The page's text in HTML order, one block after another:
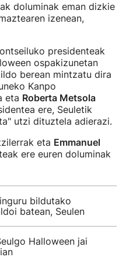
doluminak eman dizkie
izenean,
presidenteak
ospakizunetan
berean mintzatu dira
Kanpo
eta Roberta Metsola
ere, Seuletik
utzi dituztela adierazi.
eta Emmanuel
ere euren doluminak
bildutako
batean, Seulen
Halloween jai